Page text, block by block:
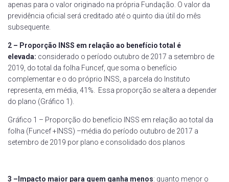
apenas para o valor originado na própria Fundação. O valor da
previdência oficial será creditado até o quinto dia útil do mês
subsequente.
2 – Proporção INSS em relação ao benefício total é
elevada: considerado o período outubro de 2017 a setembro de
2019, do total da folha Funcef, que soma o benefício
complementar e o do próprio INSS, a parcela do Instituto
representa, em média, 41%. Essa proporção se altera a depender
do plano (Gráfico 1).
Gráfico 1 – Proporção do benefício INSS em relação ao total da
folha (Funcef +INSS) –média do período outubro de 2017 a
setembro de 2019 por plano e consolidado dos planos
3 –Impacto maior para quem ganha menos: quanto menor o